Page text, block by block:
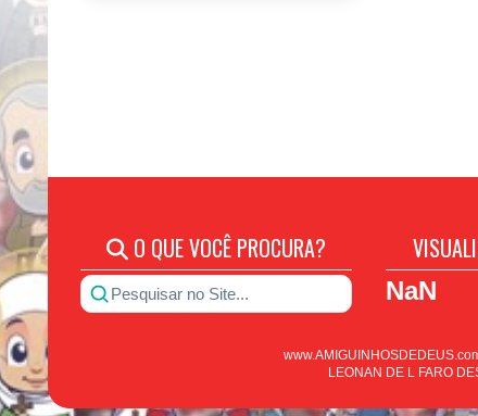
O QUE VOCÊ PROCURA?
Pesquisar no Site... NaN
LEONAN DE L FARO